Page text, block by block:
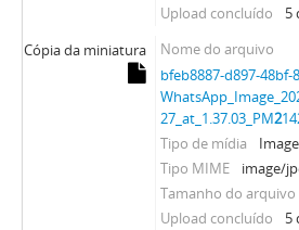
Upload concluído
5
Cópia da miniatura
Nome do arquivo
bfeb8887-d897-48bf-
27_at_1.37.03_PM2
Tipo de mídia
Tipo MIME
image/
Tamanho do arquivo
Upload concluído
5